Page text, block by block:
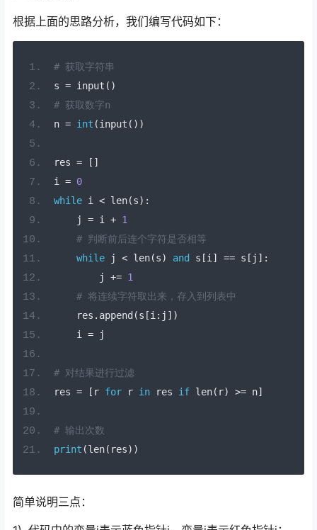
根据上面的思路分析，我们编写代码如下：
# 获取字符串
s = input ()
# 获取数字n
n = int (input ())
res =
[]
i = 0
while i < len(s):
    j
= i + 1
# 判断前后连个字符是否相等
while j < len(s) and s [i ] == s [ j ]:
        j
+= 1
# 将连续字符取出来，存入到列表中
    res
. append (s [i : j ])
    i
= j
# 对结果进行过滤
res = [ r for r in res if len( r) >= n]
# 输出次数
print (len( res))
简单说明三点：